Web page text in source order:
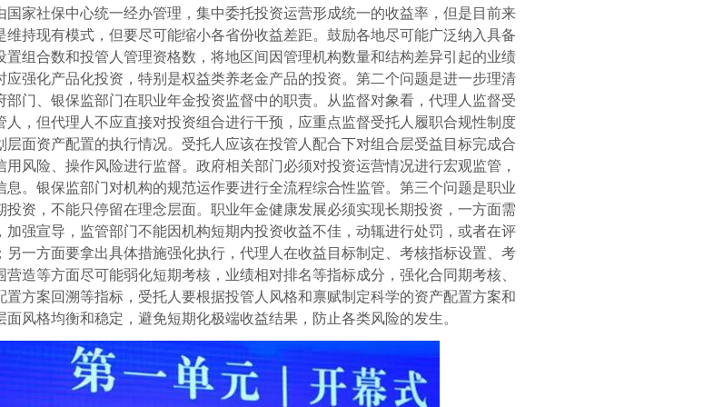
国家社保中心统一经办管理，集中委托投资运营形成统一的收益率，但是目前来
维持现有模式，但要尽可能缩小各省份收益差距。鼓励各地尽可能广泛纳入具备
置组合数和投管人管理资格数，将地区间因管理机构数量和结构差异引起的业绩
应强化产品化投资，特别是权益类养老金产品的投资。第二个问题是进一步理清
部门、银保监部门在职业年金投资监督中的职责。从监督对象看，代理人监督受
人，但代理人不应直接对投资组合进行干预，应重点监督受托人履职合规性制度
层面资产配置的执行情况。受托人应该在投管人配合下对组合层受益目标完成合
用风险、操作风险进行监督。政府相关部门必须对投资运营情况进行宏观监管，
息。银保监部门对机构的规范运作要进行全流程综合性监管。第三个问题是职业
投资，不能只停留在理念层面。职业年金健康发展必须实现长期投资，一方面需
加强宣导，监管部门不能因机构短期内投资收益不佳，动辄进行处罚，或者在评
另一方面要拿出具体措施强化执行，代理人在收益目标制定、考核指标设置、考
造等方面尽可能弱化短期考核，业绩相对排名等指标成分，强化合同期考核、
置方案回溯等指标，受托人要根据投管人风格和禀赋制定科学的资产配置方案和
风格均衡和稳定，避免短期化极端收益结果，防止各类风险的发生。